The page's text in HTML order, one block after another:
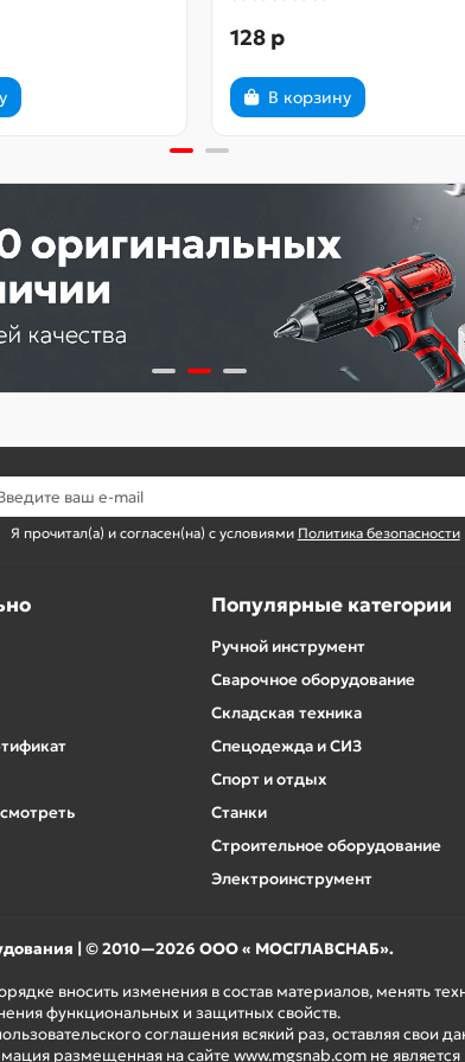
128 р
В корзину
Я прочитал(а) и согласен(на) с условиями Политика безопасности
Популярные категории
Ручной инструмент
Сварочное оборудование
Складская техника
Спецодежда и СИЗ
Спорт и отдых
Станки
Строительное оборудование
Электроинструмент
| © 2010—2026 ООО « МОСГЛАВСНАБ».
вносить изменения в состав материалов, менять
функциональных и защитных свойств.
соглашения всякий раз, оставляя свои
размещенная на сайте www.mgsnab.com не